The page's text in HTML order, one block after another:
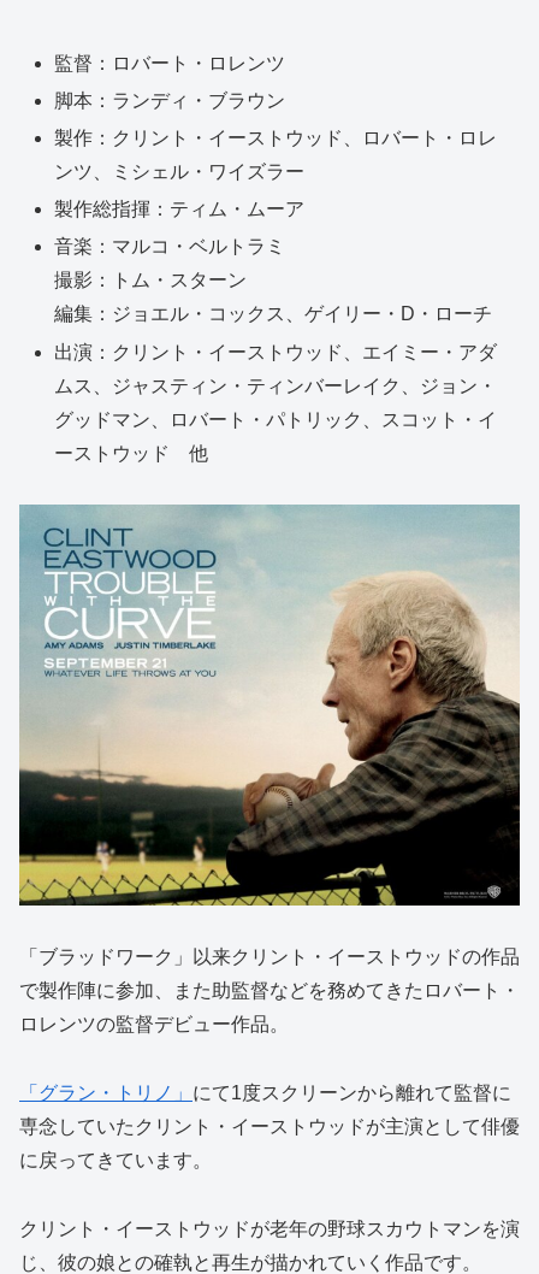
監督：ロバート・ロレンツ
脚本：ランディ・ブラウン
製作：クリント・イーストウッド、ロバート・ロレ
ンツ、ミシェル・ワイズラー
製作総指揮：ティム・ムーア
音楽：マルコ・ベルトラミ
撮影：トム・スターン
編集：ジョエル・コックス、ゲイリー・D・ローチ
出演：クリント・イーストウッド、エイミー・アダ
ムス、ジャスティン・ティンバーレイク、ジョン・
グッドマン、ロバート・パトリック、スコット・イ
ーストウッド 他
「ブラッドワーク」以来クリント・イーストウッドの作品
で製作陣に参加、また助監督などを務めてきたロバート・
ロレンツの監督デビュー作品。
「グラン・トリノ」 にて1度スクリーンから離れて監督に
専念していたクリント・イーストウッドが主演として俳優
に戻ってきています。
クリント・イーストウッドが老年の野球スカウトマンを演
じ、彼の娘との確執と再生が描かれていく作品です。